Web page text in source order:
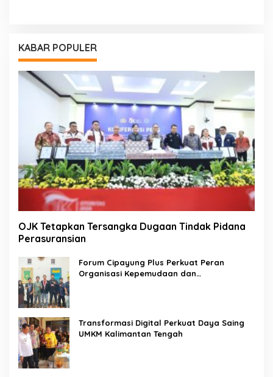
KABAR POPULER
OJK Tetapkan Tersangka Dugaan Tindak Pidana
Perasuransian
Forum Cipayung Plus Perkuat Peran
Organisasi Kepemudaan dan
Transformasi Digital Perkuat Daya Saing
UMKM Kalimantan Tengah